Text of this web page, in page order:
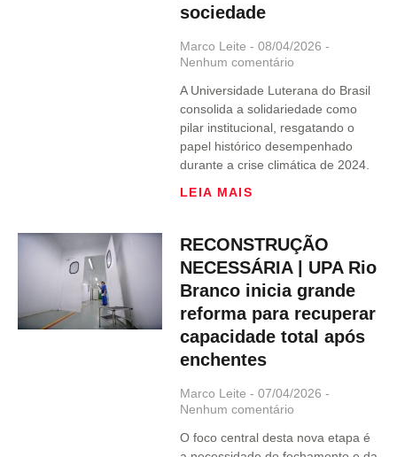
sociedade
Marco Leite 08/04/2026
Nenhum comentário
A Universidade Luterana do Brasil
consolida a solidariedade como
pilar institucional, resgatando o
papel histórico desempenhado
durante a crise climática de 2024.
LEIA MAIS
RECONSTRUÇÃO
NECESSÁRIA | UPA Rio
Branco inicia grande
reforma para recuperar
capacidade total após
enchentes
Marco Leite 07/04/2026
Nenhum comentário
O foco central desta nova etapa é